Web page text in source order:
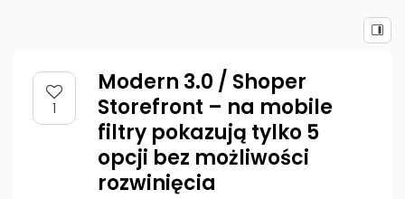
1
Modern 3.0 / Shoper
Storefront – na mobile
filtry pokazują tylko 5
opcji bez możliwości
rozwinięcia